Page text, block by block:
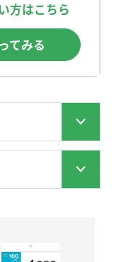
方はこちら
てみる